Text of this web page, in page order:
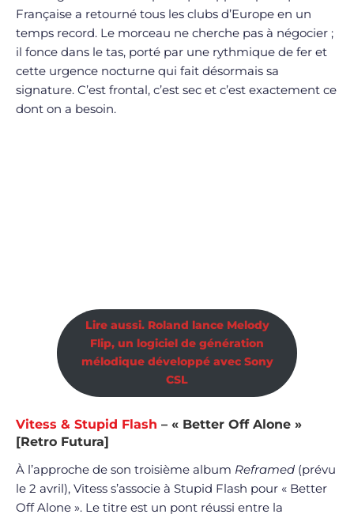
Française a retourné tous les clubs d’Europe en un
temps record. Le morceau ne cherche pas à négocier ;
il fonce dans le tas, porté par une rythmique de fer et
cette urgence nocturne qui fait désormais sa
signature. C’est frontal, c’est sec et c’est exactement ce
dont on a besoin.
Lire aussi. Roland lance Melody
Flip, un logiciel de génération
mélodique développé avec Sony
CSL
Vitess & Stupid Flash – « Better Off Alone »
[Retro Futura]
À l’approche de son troisième album Reframed (prévu
le 2 avril), Vitess s’associe à Stupid Flash pour « Better
Off Alone ». Le titre est un pont réussi entre la